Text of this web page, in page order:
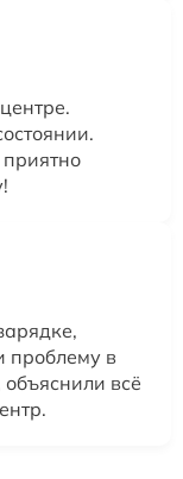
проблему в
всё